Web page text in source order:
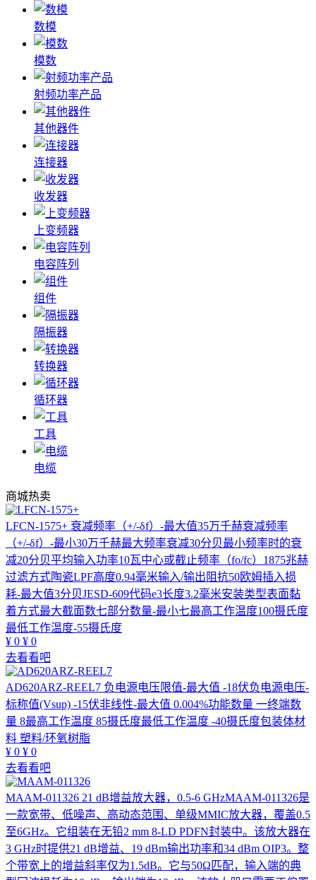
数模
模数
射频功率产品
其他器件
连接器
收发器
上变频器
电容阵列
组件
隔振器
转换器
循环器
工具
电缆
商城热卖
LFCN-1575+ 衰减频率（+/-δf）-最大值35万千赫衰减频率
（+/-δf）-最小30万千赫最大频率衰减30分贝最小频率时的衰
减20分贝平均输入功率10瓦中心或截止频率（fo/fc）1875兆赫
过滤方式陶瓷LPF高度0.94毫米输入/输出阻抗50欧姆插入损
耗-最大值3分贝JESD-609代码e3长度3.2毫米安装类型表面黏
着方式最大截面数七部分数量-最小七最高工作温度100摄氏度
最低工作温度-55摄氏度
¥ 0 ¥ 0
去看看吧
AD620ARZ-REEL7 负电源电压限值-最大值 -18伏负电源电压-
标称值(Vsup) -15伏非线性-最大值 0.004%功能数量 一终端数
量 8最高工作温度 85摄氏度最低工作温度 -40摄氏度包装体材
料 塑料/环氧树脂
¥ 0 ¥ 0
去看看吧
MAAM-011326 21 dB增益放大器，0.5-6 GHzMAAM-011326是
一款宽带、低噪声、高动态范围、单级MMIC放大器，覆盖0.5
至6GHz。它组装在无铅2 mm 8-LD PDFN封装中。该放大器在
3 GHz时提供21 dB增益、19 dBm输出功率和34 dBm OIP3。整
个带宽上的增益斜率仅为1.5dB。它与50Ω匹配，输入端的典